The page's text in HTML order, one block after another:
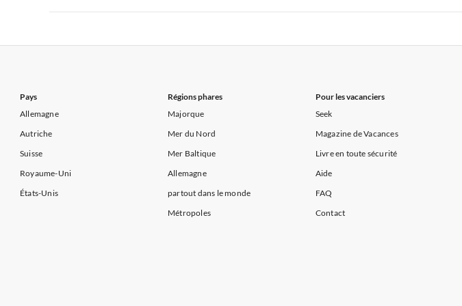
Appartements de Vacances à Côte atlantique Appartements de Vacances à la Normandie
Pays
Allemagne
Autriche
Suisse
Royaume-Uni
États-Unis
Régions phares
Majorque
Mer du Nord
Mer Baltique
Allemagne
partout dans le monde
Métropoles
Pour les vacanciers
Seek
Magazine de Vacances
Livre en toute sécurité
Aide
FAQ
Contact